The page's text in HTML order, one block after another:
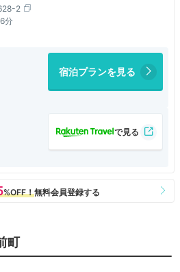
2
分
宿泊プランを見る
町